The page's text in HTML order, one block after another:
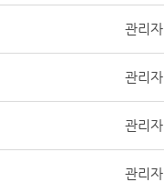
관리자
관리자
관리자
관리자